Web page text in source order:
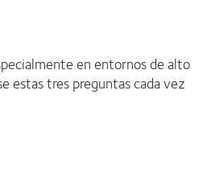
en entornos de alto
estas tres preguntas cada vez